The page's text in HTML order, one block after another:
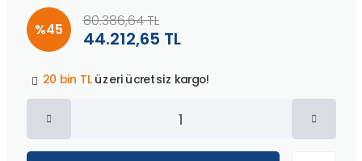
%45 44.212,65 TL
80.386,64 TL
20 bin TLüzeri ücretsiz kargo!
40 bin TL
Peşin fiyatına
üzeri ücretsiz kargo!